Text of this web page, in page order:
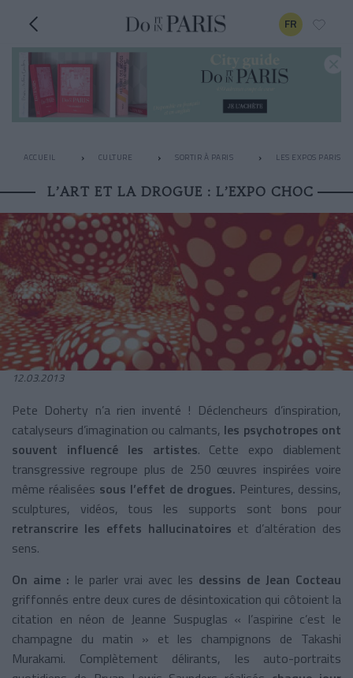
FR
ACCUEIL CULTURE SORTIR À PARIS LES EXPOS
L’ART ET LA DROGUE : L’EXPO CHOC
12.03.2013
Pete Doherty n’a rien inventé ! Déclencheurs d’inspiration,
catalyseurs d’imagination ou calmants, les psychotropes ont
souvent influencé les artistes. Cette expo diablement
transgressive regroupe plus de 250 œuvres inspirées voire
même réalisées sous l’effet de drogues. Peintures, dessins,
sculptures, vidéos, tous les supports sont bons pour
retranscrire les effets hallucinatoires et d’altération des
sens.
On aime : le parler vrai avec les dessins de Jean Cocteau
griffonnés entre deux cures de désintoxication qui côtoient la
citation en néon de Jeanne Suspuglas « l’aspirine c’est le
champagne du matin » et les champignons de Takashi
Murakami. Complètement délirants, les auto-portraits